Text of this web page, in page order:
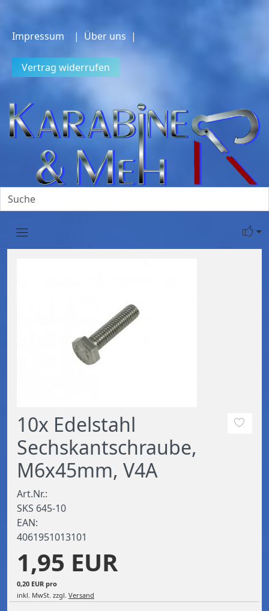
Impressum | Über uns |
Vertrag widerrufen
10x Edelstahl
Sechskantschraube,
M6x45mm, V4A
Art.Nr.:
SKS 645-10
EAN:
4061951013101
1,95 EUR
0,20 EUR pro
inkl. MwSt. zzgl. Versand